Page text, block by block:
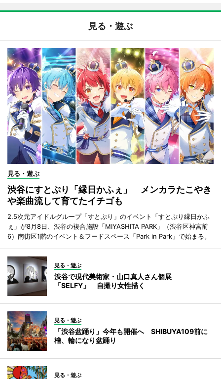
見る・遊ぶ
見る・遊ぶ
渋谷にすとぷり「縁日かふぇ」 メンカラたこやき
や楽曲流して育てたイチゴも
2.5次元アイドルグループ「すとぷり」のイベント「すとぷり縁日かふ
ぇ」が8月8日、渋谷の複合施設「MIYASHITA PARK」（渋谷区神宮前
6）南街区1階のイベント＆フードスペース「Park in Park」で始まる。
見る・遊ぶ
渋谷で現代美術家・山口真人さん個展
「SELFY」 自撮り女性描く
見る・遊ぶ
「渋谷盆踊り」今年も開催へ SHIBUYA109前に
櫓、輪になり盆踊り
見る・遊ぶ